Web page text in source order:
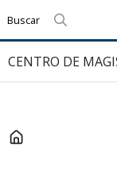
Realizar
CENTRO DE
INICIO